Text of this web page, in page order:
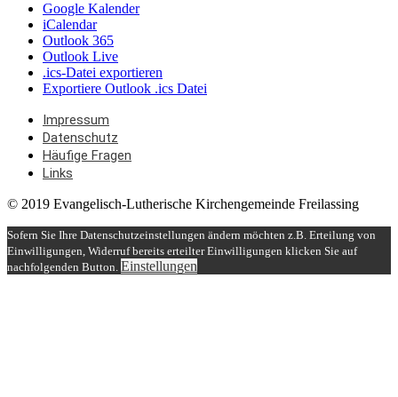
Google Kalender
iCalendar
Outlook 365
Outlook Live
.ics-Datei exportieren
Exportiere Outlook .ics Datei
Impressum
Datenschutz
Häufige Fragen
Links
© 2019 Evangelisch-Lutherische Kirchengemeinde Freilassing
Sofern Sie Ihre Datenschutzeinstellungen ändern möchten z.B. Erteilung von
Einwilligungen, Widerruf bereits erteilter Einwilligungen klicken Sie auf
nachfolgenden Button. Einstellungen